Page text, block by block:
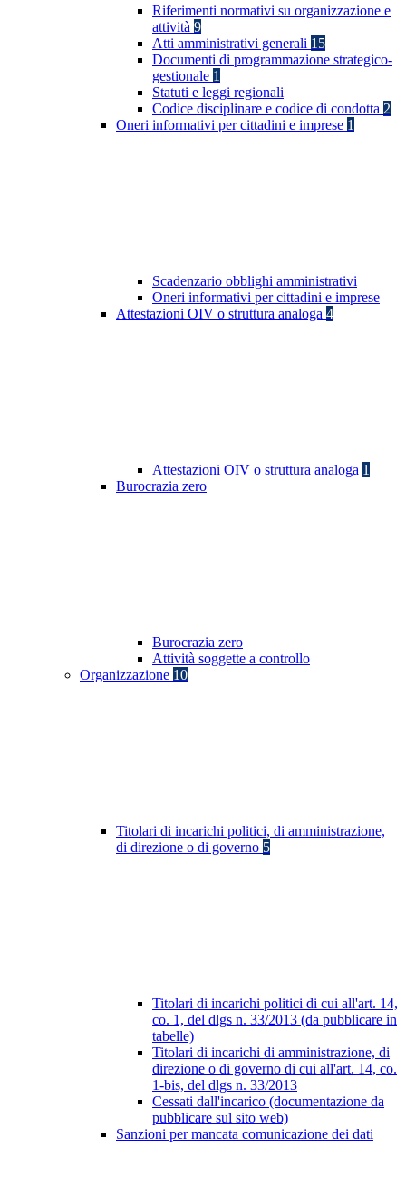
Riferimenti normativi su organizzazione e
attività 9
Atti amministrativi generali 15
Documenti di programmazione strategico-
gestionale 1
Statuti e leggi regionali
Codice disciplinare e codice di condotta 2
Oneri informativi per cittadini e imprese 1
Scadenzario obblighi amministrativi
Oneri informativi per cittadini e imprese
Attestazioni OIV o struttura analoga 4
Attestazioni OIV o struttura analoga 1
Burocrazia zero
Burocrazia zero
Attività soggette a controllo
Organizzazione 10
Titolari di incarichi politici, di amministrazione,
di direzione o di governo 5
Titolari di incarichi politici di cui all'art. 14,
co. 1, del dlgs n. 33/2013 (da pubblicare in
tabelle)
Titolari di incarichi di amministrazione, di
direzione o di governo di cui all'art. 14, co.
1-bis, del dlgs n. 33/2013
Cessati dall'incarico (documentazione da
pubblicare sul sito web)
Sanzioni per mancata comunicazione dei dati